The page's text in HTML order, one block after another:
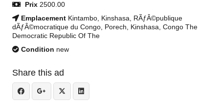
Prix 2500.00
Emplacement Kintambo, Kinshasa, RÃƒÂ©publique
dÃƒÂ©mocratique du Congo, Porech, Kinshasa, Congo The
Democratic Republic Of The
Condition new
Share this ad